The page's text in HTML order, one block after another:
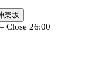
楽坂
Close 26:00